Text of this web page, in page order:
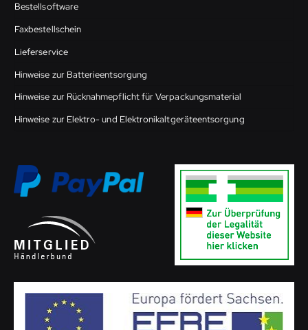
Bestellsoftware
Faxbestellschein
Lieferservice
Hinweise zur Batterieentsorgung
Hinweise zur Rücknahmepflicht für Verpackungsmaterial
Hinweise zur Elektro- und Elektronikaltgeräteentsorgung